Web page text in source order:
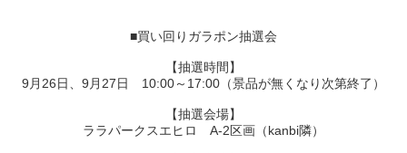
■買い回りガラポン抽選会
【抽選時間】
9月26日、9月27日 10:00～17:00（景品が無くなり次第終了）
【抽選会場】
ララパークスエヒロ A-2区画（kanbi隣）